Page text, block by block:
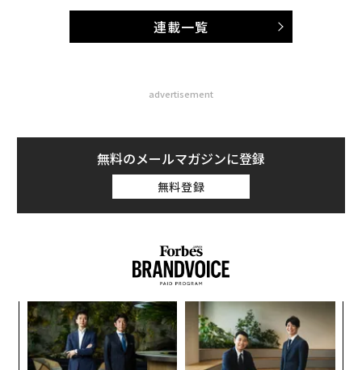
連載一覧
advertisement
無料のメールマガジンに登録
無料登録